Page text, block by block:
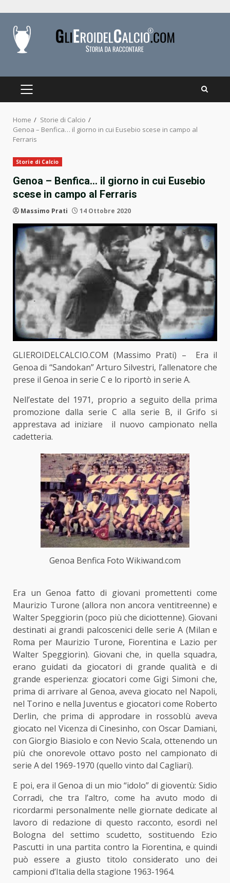
content
PRIMARY
Home
Storie di Calcio
Genoa – Benfica… il giorno in cui Eusebio scese in campo al
Ferraris
Storie di Calcio
Genoa – Benfica… il giorno in cui Eusebio
scese in campo al Ferraris
Massimo Prati 14 Ottobre 2020
GLIEROIDELCALCIO.COM (Massimo Prati) – Era il
Genoa di “Sandokan” Arturo Silvestri, l’allenatore che
prese il Genoa in serie C e lo riportò in serie A.
Nell’estate del 1971, proprio a seguito della prima
promozione dalla serie C alla serie B, il Grifo si
apprestava ad iniziare il nuovo campionato nella
cadetteria.
Genoa Benfica Foto Wikiwand.com
Era un Genoa fatto di giovani promettenti come
Maurizio Turone (allora non ancora ventitreenne) e
Walter Speggiorin (poco più che diciottenne). Giovani
destinati ai grandi palcoscenici delle serie A (Milan e
Roma per Maurizio Turone, Fiorentina e Lazio per
Walter Speggiorin). Giovani che, in quella squadra,
erano guidati da giocatori di grande qualità e di
grande esperienza: giocatori come Gigi Simoni che,
prima di arrivare al Genoa, aveva giocato nel Napoli,
nel Torino e nella Juventus e giocatori come Roberto
Derlin, che prima di approdare in rossoblù aveva
giocato nel Vicenza di Cinesinho, con Oscar Damiani,
con Giorgio Biasiolo e con Nevio Scala, ottenendo un
più che onorevole ottavo posto nel campionato di
serie A del 1969-1970 (quello vinto dal Cagliari).
E poi, era il Genoa di un mio “idolo” di gioventù: Sidio
Corradi, che tra l’altro, come ha avuto modo di
ricordarmi personalmente nelle giornate dedicate al
lavoro di redazione di questo racconto, esordì nel
Bologna del settimo scudetto, sostituendo Ezio
Pascutti in una partita contro la Fiorentina, e quindi
può essere a giusto titolo considerato uno dei
campioni d’Italia della stagione 1963-1964.